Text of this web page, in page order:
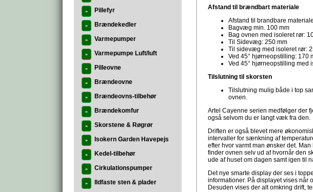
» Pillefyr
» Brændekedler
» Varmepumper
» Varmepumpe Luft/luft
» Pilleovne
» Brændeovne
» Brændeovns-tilbehør
» Brændekomfur
» Skorstene & Røgrør
» Isokern Garden Havepejs
» Kedel-tilbehør
» Cirkulationspumper
» Ildfaste sten & plader
Afstand til brændbart materiale
Afstand til brandbare
Bagvæg min. 100 mm
Bag ovnen med isoleret rør:
Til Sidevæg: 250 mm
Til sidevæg med isoleret rør:
Ved 45° hjørneopstilling: 170
Ved 45° hjørneopstilling med
Tilslutning til skorsten
Tilslutning mulig både i top
ovnen.
Artel Cayenne serien medfølger der
også selvom du er langt væk fra den.
Driften er også blevet mere
intervaller for sænkning af
efter hvor varmt man ønsker det.
finder ovnen selv ud af hvornår den
ude af huset om dagen samt igen til
Det nye smarte display der ses i
informationer. På displayet vises
Desuden vises der alt omkring drift,